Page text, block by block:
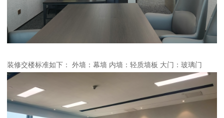
装修交楼标准如下： 外墙：幕墙 内墙：轻质墙板 大门：玻璃门